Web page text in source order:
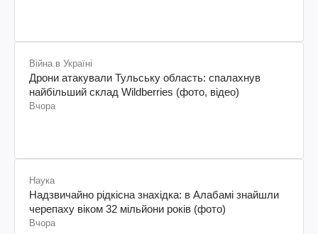
Війна в Україні
Дрони атакували Тульську область: спалахнув
найбільший склад Wildberries (фото, відео)
Вчора
Наука
Надзвичайно рідкісна знахідка: в Алабамі знайшли
черепаху віком 32 мільйони років (фото)
Вчора